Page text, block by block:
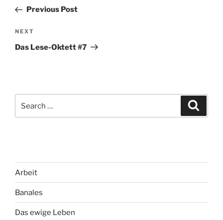
PostPrevious Post
Next
Post
NEXT
Das Lese-Oktett #7
for:
Arbeit
Banales
Das ewige Leben